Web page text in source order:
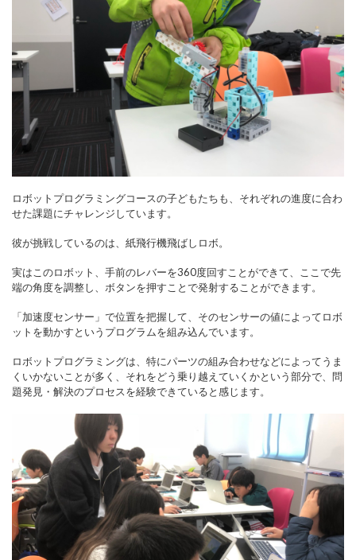
ロボットプログラミングコースの子どもたちも、それぞれの進度に合わ
せた課題にチャレンジしています。
彼が挑戦しているのは、紙飛行機飛ばしロボ。
実はこのロボット、手前のレバーを360度回すことができて、ここで先
端の角度を調整し、ボタンを押すことで発射することができます。
「加速度センサー」で位置を把握して、そのセンサーの値によってロボ
ットを動かすというプログラムを組み込んでいます。
ロボットプログラミングは、特にパーツの組み合わせなどによってうま
くいかないことが多く、それをどう乗り越えていくかという部分で、問
題発見・解決のプロセスを経験できていると感じます。